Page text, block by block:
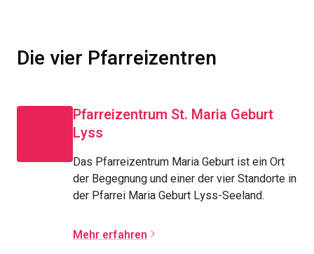
Die vier Pfarreizentren
Pfarreizentrum St. Maria Geburt
Lyss
Das Pfarreizentrum Maria Geburt ist ein Ort
der Begegnung und einer der vier Standorte in
der Pfarrei Maria Geburt Lyss-Seeland.
Mehr erfahren